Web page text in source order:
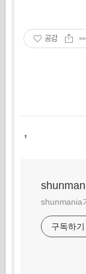
공감
,
shunmania
구독하기